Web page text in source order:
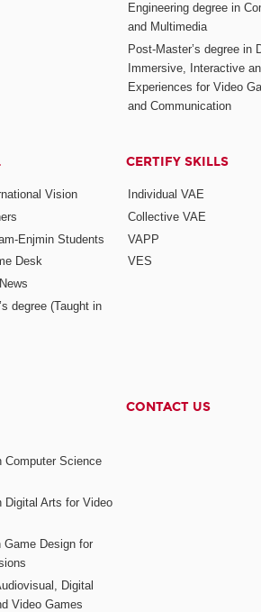
Engineering degree in
and Multimedia
Post-Master’s degree in
Immersive, Interactive
Experiences for Video
and Communication
Vision
Enjmin Students
Desk
degree (Taught in
CERTIFY SKILLS
Individual VAE
Collective VAE
VAPP
VES
Computer Science
Digital Arts for Video
Game Design for
Digital
Video Games
CONTACT US